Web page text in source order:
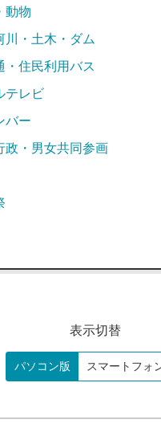
動物
川・土木・ダム
・住民利用バス
テレビ
バー
政・男女共同参画
表示切替
パソコン版 スマートフォ